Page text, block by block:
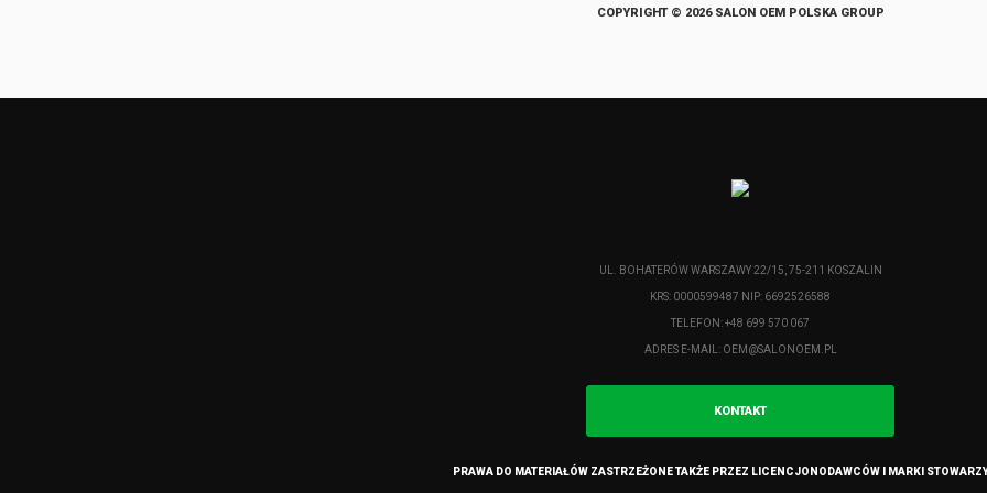
COPYRIGHT © 2026 SALON OEM POLSKA GROUP
UL. BOHATERÓW WARSZAWY 22/15, 75-211 KOSZALIN
KRS: 0000599487 NIP: 6692526588
TELEFON: +48 699 570 067
ADRES E-MAIL: OEM@SALONOEM.PL
KONTAKT
PRAWA DO MATERIAŁÓW ZASTRZEŻONE TAKŻE PRZEZ LICENCJONODAWCÓW I MARKI